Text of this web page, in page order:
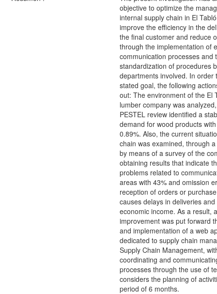
objective to optimize the
internal supply chain in El
improve the efficiency in the
the final customer and reduce
through the implementation of
communication processes and
standardization of procedures
departments involved. In order
stated goal, the following
out: The environment of the El
lumber company was
PESTEL review identified a
demand for wood products
0.89%. Also, the current
chain was examined, through
by means of a survey of the
obtaining results that indicate
problems related to
areas with 43% and omission
reception of orders or
causes delays in deliveries
economic income. As a result,
improvement was put forward
and implementation of a web
dedicated to supply chain
Supply Chain Management,
coordinating and
processes through the use of
considers the planning of
period of 6 months.